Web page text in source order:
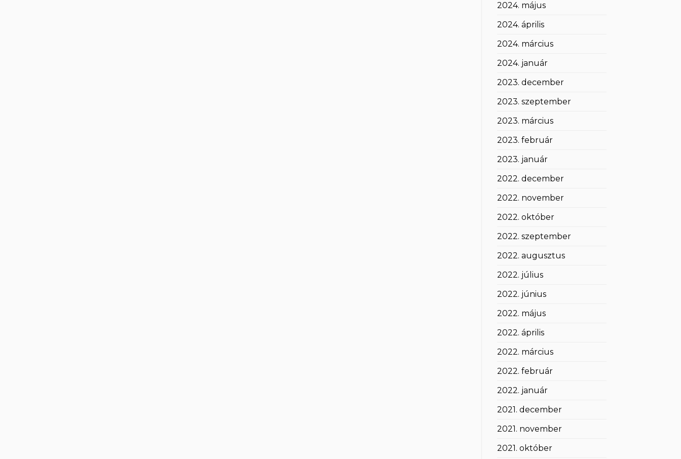
2024. május
2024. április
2024. március
2024. január
2023. december
2023. szeptember
2023. március
2023. február
2023. január
2022. december
2022. november
2022. október
2022. szeptember
2022. augusztus
2022. július
2022. június
2022. május
2022. április
2022. március
2022. február
2022. január
2021. december
2021. november
2021. október